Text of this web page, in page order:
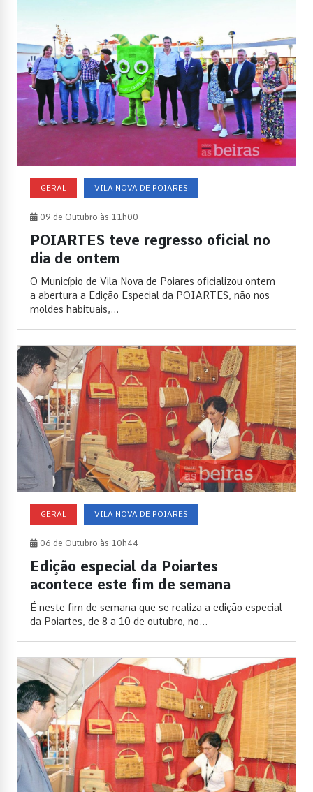
GERAL VILA NOVA DE POIARES
09 de Outubro às 11h00
POIARTES teve regresso oficial no
dia de ontem
O Município de Vila Nova de Poiares oficializou ontem
a abertura a Edição Especial da POIARTES, não nos
moldes habituais,...
GERAL VILA NOVA DE POIARES
06 de Outubro às 10h44
Edição especial da Poiartes
acontece este fim de semana
É neste fim de semana que se realiza a edição especial
da Poiartes, de 8 a 10 de outubro, no...